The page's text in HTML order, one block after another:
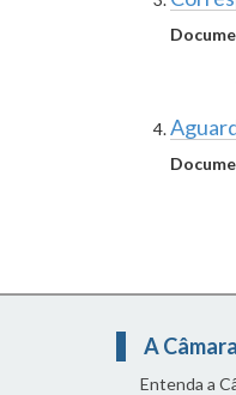
A Câmara
Entenda a